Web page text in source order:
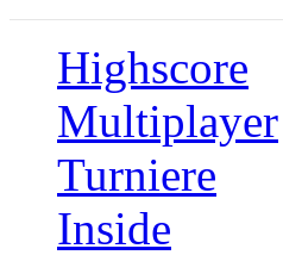
Highscore
Multiplayer
Turniere
Inside